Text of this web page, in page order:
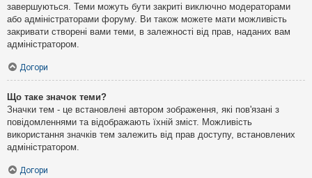
завершуються. Теми можуть бути закриті виключно модераторами
або адміністраторами форуму. Ви також можете мати можливість
закривати створені вами теми, в залежності від прав, наданих вам
адміністратором.
Догори
Що таке значок теми?
Значки тем - це встановлені автором зображення, які пов'язані з
повідомленнями та відображають їхній зміст. Можливість
використання значків тем залежить від прав доступу, встановлених
адміністратором.
Догори